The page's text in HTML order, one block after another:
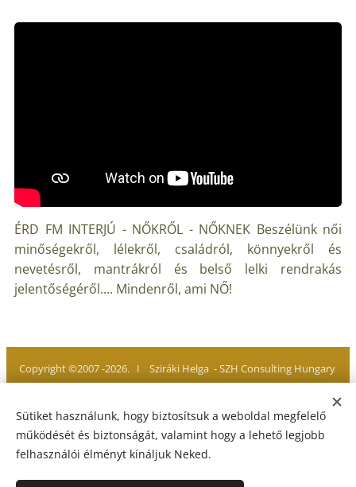
ÉRD FM INTERJÚ - NŐKRŐL - NŐKNEK Beszélünk női
minőségekről, lélekről, családról, könnyekről és
nevetésről, mantrákról és belső lelki rendrakás
jelentőségéről.... Mindenről, ami NŐ!
Copyright ©2007 -2026. I Sziráki Helga - SZH Consulting Hungary
Adatvédelmi TájékoztatóIJogi Nyilatkozat
Sütiket használunk, hogy biztosítsuk a weboldal megfelelő
működését és biztonságát, valamint hogy a lehető legjobb
felhasználói élményt kínáljuk Neked.